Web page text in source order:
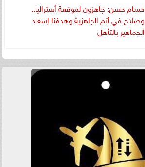
حسام حسن: جاهزون لموقعة أستراليا..
وصلاح في أتم الجاهزية وهدفنا إسعاد
الجماهير بالتأهل